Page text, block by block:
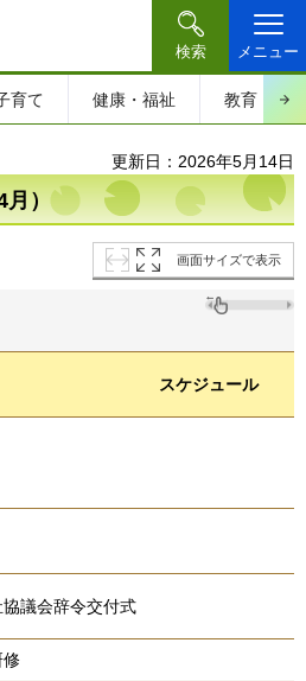
検索 メニュー
育て 健康・福祉 教育・文
更新日：2026年5月14日
月）
画面サイズで表示
スケジュール
議会辞令交付式
修